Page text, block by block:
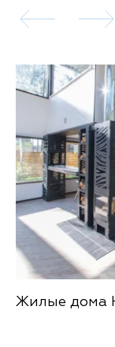
Жилые дома